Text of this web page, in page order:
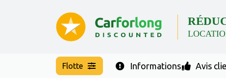
Flotte Informations Avis